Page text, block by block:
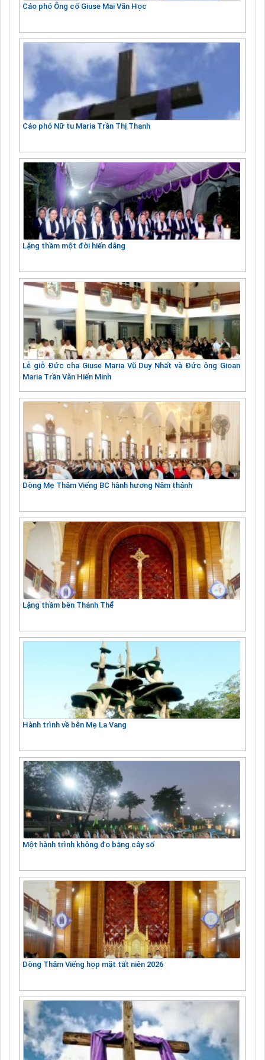
Cáo phó Ông cố Giuse Mai Văn Học
Cáo phó Nữ tu Maria Trần Thị Thanh
Lặng thầm một đời hiến dâng
Lễ giỗ Đức cha Giuse Maria Vũ Duy Nhất và Đức ông Gioan
Maria Trần Văn Hiến Minh
Dòng Mẹ Thăm Viếng BC hành hương Năm thánh
Lặng thầm bên Thánh Thể
Hành trình về bên Mẹ La Vang
Một hành trình không đo bằng cây số
Dòng Thăm Viếng họp mặt tất niên 2026